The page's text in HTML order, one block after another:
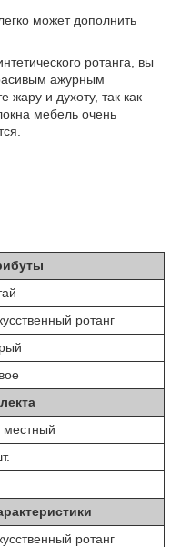
может дополнить
ротанга, вы
ажурным
жару и духоту, так как
мебель очень
ротанг
местный
ротанг